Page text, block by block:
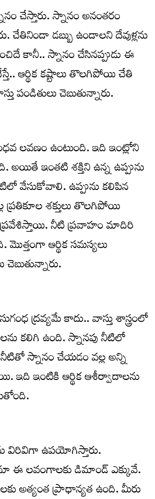
చేస్తారు. స్నానం అనంత‌రం
చేతినిండా డ‌బ్బు ఉండాల‌ని దేవుళ్ల‌ను
కానీ.. స్నానం చేసిన‌ప్పుడు ఈ
ఆర్థిక క‌ష్టాలు తొల‌గిపోయి చేతి
పండితులు చెబుతున్నారు.
ల‌వ‌ణం ఉంటుంది. ఇది ఇంట్లోని
అయితే ఇంత‌టి శ‌క్తిని ఉన్న ఉప్పును
వేసుకోవాలి. ఉప్పును క‌లిపిన
శ‌క్తులు తొల‌గిపోయి
ప్రవేశిస్తాయి. నీటి ప్ర‌వాహం మాదిరి
మొత్తంగా ఆర్థిక స‌మ‌స్య‌లు
ద్రవ్యమే కాదు.. వాస్తు శాస్త్రంలో
కలిగి ఉంది. స్నానపు నీటిలో
స్నానం చేయడం వల్ల అన్ని
ఇది ఇంటికి ఆర్థిక ఆశీర్వాదాలను
విరివిగా ఉప‌యోగిస్తారు.
ఈ ల‌వంగాల‌కు డిమాండ్ ఎక్కువే.
అత్యంత ప్రాధాన్య‌త ఉంది. మీరు